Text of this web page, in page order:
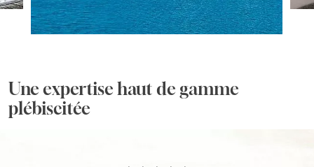
Une expertise haut de gamme
plébiscitée